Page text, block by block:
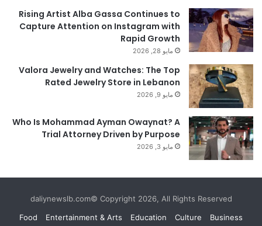
Rising Artist Alba Gassa Continues to
Capture Attention on Instagram with
Rapid Growth
مايو 28, 2026
Valora Jewelry and Watches: The Top
Rated Jewelry Store in Lebanon
مايو 9, 2026
Who Is Mohammad Ayman Owaynat? A
Trial Attorney Driven by Purpose
مايو 3, 2026
daliynewslb.com© Copyright 2026, All Rights Reserved
Business
Culture
Education
Entertainment & Arts
Food